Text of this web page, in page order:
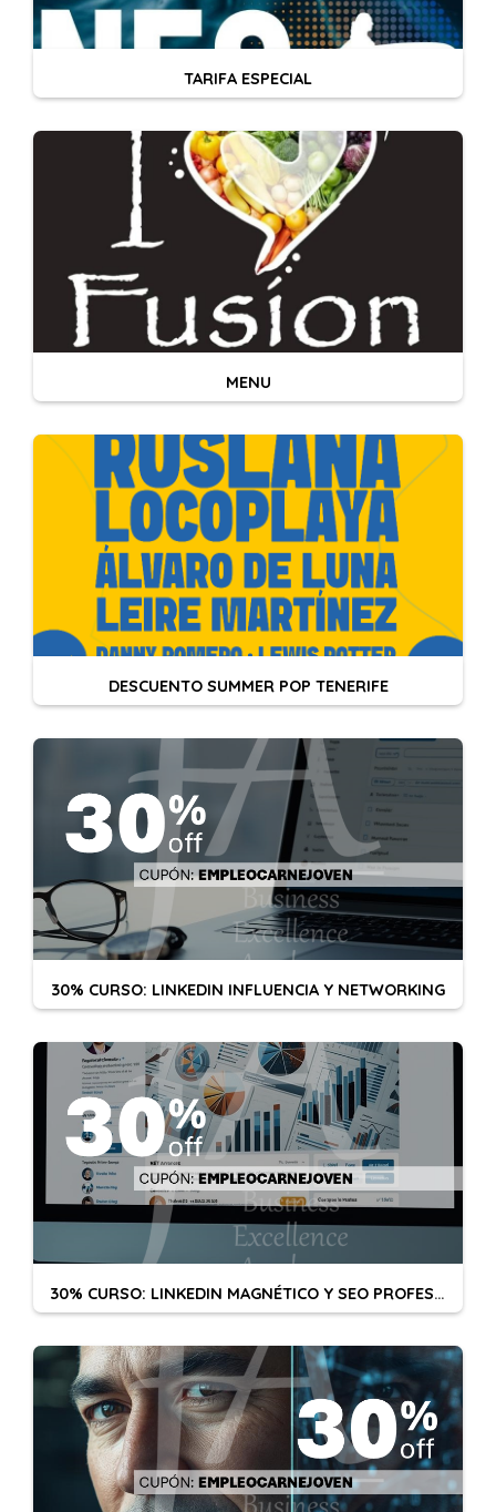
TARIFA ESPECIAL
MENU
DESCUENTO SUMMER POP TENERIFE
30% CURSO: LINKEDIN INFLUENCIA Y NETWORKING
30% CURSO: LINKEDIN MAGNÉTICO Y SEO PROFESIONAL